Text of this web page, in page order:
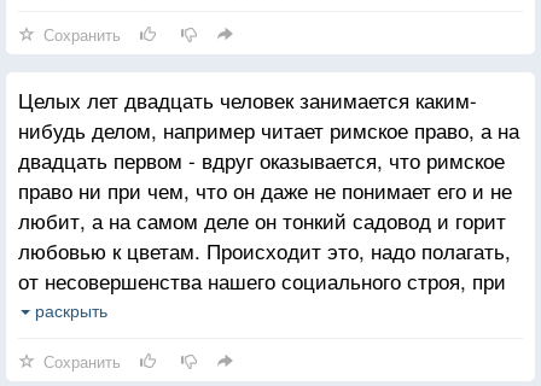
Сохранить
Целых лет двадцать человек занимается каким-
нибудь делом, например читает римское право, а на
двадцать первом - вдруг оказывается, что римское
право ни при чем, что он даже не понимает его и не
любит, а на самом деле он тонкий садовод и горит
любовью к цветам. Происходит это, надо полагать,
от несовершенства нашего социального строя, при
котором сплошь и рядом попадают на своё место
раскрыть
Сохранить